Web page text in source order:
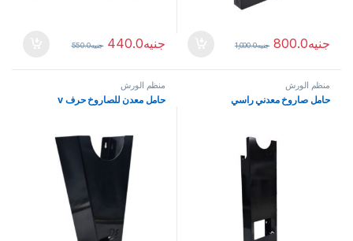
جنيه800.0 جنيه1,000.0 جنيه440.0 جنيه550.0
منظم الورش
حامل صاروخ معدني راسي
منظم الورش
حامل معدن للصاروخ حرف v